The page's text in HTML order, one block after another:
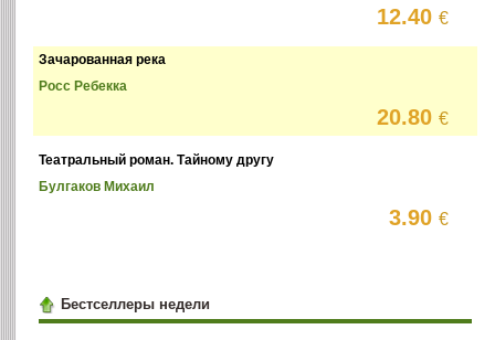
12.40€
Зачарованная река
Росс Ребекка
20.80€
Театральный роман. Тайному другу
Булгаков Михаил
3.90€
Бестселлеры недели